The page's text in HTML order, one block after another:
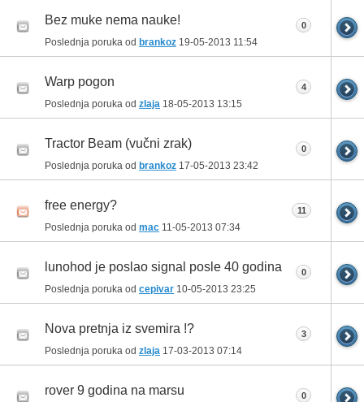
Bez muke nema nauke!
Poslednja poruka od brankoz 19-05-2013 11:54
0
Warp pogon
Poslednja poruka od zlaja 18-05-2013 13:15
4
Tractor Beam (vučni zrak)
Poslednja poruka od brankoz 17-05-2013 23:42
0
free energy?
Poslednja poruka od mac 11-05-2013 07:34
11
lunohod je poslao signal posle 40 godina
Poslednja poruka od cepivar 10-05-2013 23:25
0
Nova pretnja iz svemira !?
Poslednja poruka od zlaja 17-03-2013 07:14
3
rover 9 godina na marsu 0